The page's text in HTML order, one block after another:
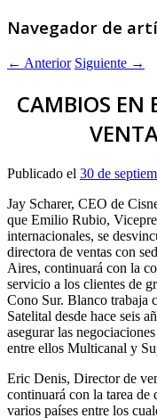
Navegador de
← Anterior Siguiente →
CAMBIOS EN
Publicado el 30 de
Jay Scharer, CEO de
que Emilio Rubio,
internacionales, se
directora de ventas con
Aires, continuará con la
servicio a los clientes de
Cono Sur. Blanco trabaja
Satelital desde hace seis
asegurar las
entre ellos Multicanal y
Eric Denis, Director de
continuará con la tarea de
varios países entre los